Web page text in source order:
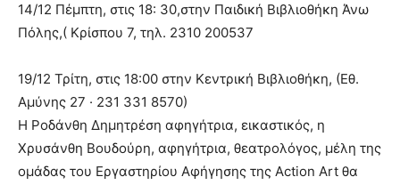
14/12 Πέμπτη, στις 18: 30,στην Παιδική Βιβλιοθήκη Άνω
Πόλης,( Κρίσπου 7, τηλ. 2310 200537
19/12 Τρίτη, στις 18:00 στην Κεντρική Βιβλιοθήκη, (Εθ.
Αμύνης 27 · 231 331 8570)
Η Ροδάνθη Δημητρέση αφηγήτρια, εικαστικός, η
Χρυσάνθη Βουδούρη, αφηγήτρια, θεατρολόγος, μέλη της
ομάδας του Εργαστηρίου Αφήγησης της Action Art θα